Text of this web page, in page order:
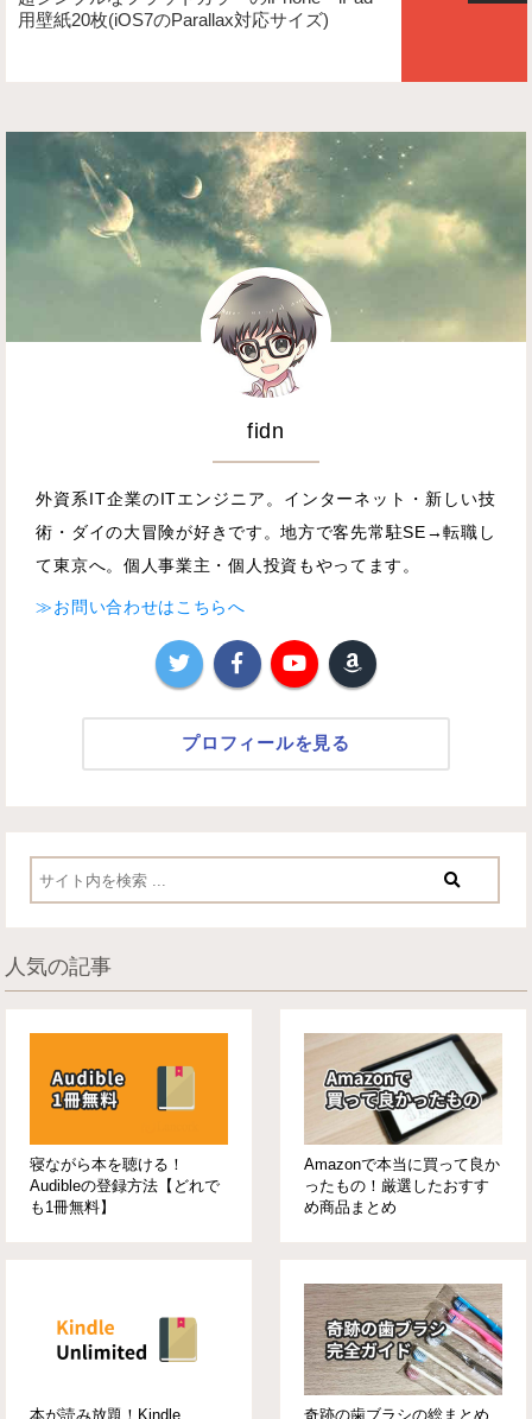
用壁紙20枚(iOS7のParallax対応サイズ)
fidn
外資系IT企業のITエンジニア。インターネット・新しい技
術・ダイの大冒険が好きです。地方で客先常駐SE→転職し
て東京へ。個人事業主・個人投資もやってます。
≫お問い合わせはこちらへ
プロフィールを見る
人気の記事
寝ながら本を聴ける！
Audibleの登録方法【どれで
も1冊無料】
Amazonで本当に買って良か
ったもの！厳選したおすす
め商品まとめ
本が読み放題！Kindle 奇跡の歯ブラシの総まとめ